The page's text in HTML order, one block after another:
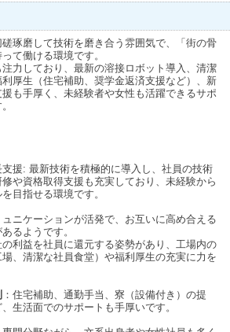
琢磨して技術を磨き合う雰囲気で、「街の骨
て働ける環境です。
力しており、最新の溶接ロボット導入、清潔
厚生（住宅補助、奨学金返済支援など）、新
も手厚く、未経験者や女性も活躍できるサポ
援: 最新技術を積極的に導入し、社員の技術
や資格取得支援も充実しており、未経験から
目指せる環境です。
ュニケーションが活発で、お互いに高め合える
るようです。
の利益を社員に還元する姿勢があり、工場内の
、清潔な社員食堂）や福利厚生の充実に力を
：住宅補助、通勤手当、寮（設備付き）の提
生活面でのサポートも手厚いです。